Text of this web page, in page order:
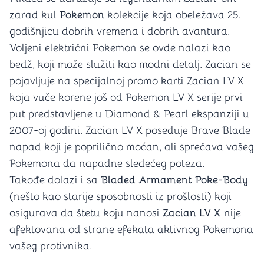
zarad kul Pokemon kolekcije koja obeležava 25.
godišnjicu dobrih vremena i dobrih avantura.
Voljeni električni Pokemon se ovde nalazi kao
bedž, koji može služiti kao modni detalj. Zacian se
pojavljuje na specijalnoj promo karti Zacian LV X
koja vuče korene još od Pokemon LV X serije prvi
put predstavljene u Diamond & Pearl ekspanziji u
2007-oj godini. Zacian LV X poseduje Brave Blade
napad koji je poprilično moćan, ali sprečava vašeg
Pokemona da napadne sledećeg poteza.
Takođe dolazi i sa Bladed Armament Poke-Body
(nešto kao starije sposobnosti iz prošlosti) koji
osigurava da štetu koju nanosi Zacian LV X nije
afektovana od strane efekata aktivnog Pokemona
vašeg protivnika.